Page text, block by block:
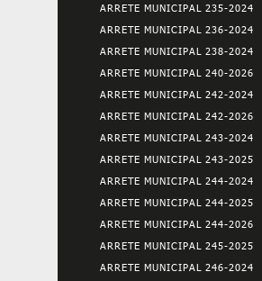
ARRETE MUNICIPAL 235-2024
ARRETE MUNICIPAL 236-2024
ARRETE MUNICIPAL 238-2024
ARRETE MUNICIPAL 240-2026
ARRETE MUNICIPAL 242-2024
ARRETE MUNICIPAL 242-2026
ARRETE MUNICIPAL 243-2024
ARRETE MUNICIPAL 243-2025
ARRETE MUNICIPAL 244-2024
ARRETE MUNICIPAL 244-2025
ARRETE MUNICIPAL 244-2026
ARRETE MUNICIPAL 245-2025
ARRETE MUNICIPAL 246-2024